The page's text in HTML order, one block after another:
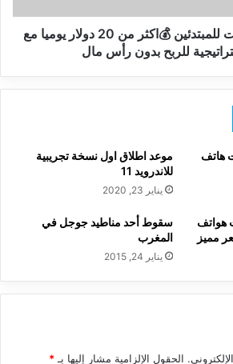
ربح المال من الانترنت للمبتدئين 💰اكثر من 20 دولار يوميا مع
للربح بدون رأس مال
هاتف
موعد اطلاق اول نسخة تجريبية
للاندرويد 11
يناير 23, 2020
هواتف
سقوط أحد مناطيد جوجل في
المغرب
يناير 24, 2015
الحقول الإلزامية مشار إليها بـ *